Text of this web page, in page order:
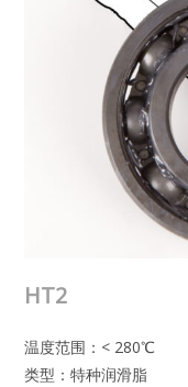
HT2
温度范围：< 280℃
类型：特种润滑脂